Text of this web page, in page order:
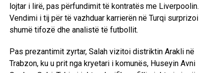
lojtar i lirë, pas përfundimit të kontratës me Liverpoolin.
Vendimi i tij për të vazhduar karrierën në Turqi surprizoi
shumë tifozë dhe analistë të futbollit.
Pas prezantimit zyrtar, Salah vizitoi distriktin Arakli në
Trabzon, ku u prit nga kryetari i komunës, Huseyin Avni